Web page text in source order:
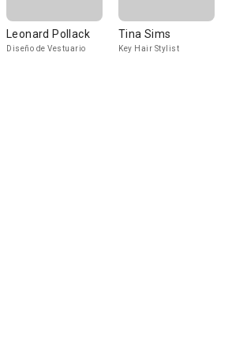
Leonard Pollack
Diseño de Vestuario
Tina Sims
Key Hair Stylist